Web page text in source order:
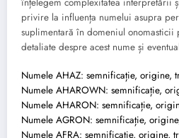
privire la influența numelui asupra
suplimentară în domeniul onomasticii
detaliate despre acest nume și
Numele AHAZ: semnificație, origine,
Numele AHAROWN: semnificație,
Numele AHARON: semnificație,
Numele AGRON: semnificație,
Numele AFRA: semnificație, origine,